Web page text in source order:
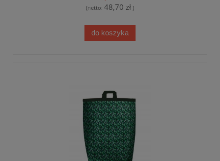
(netto: 48,70 zł )
do koszyka